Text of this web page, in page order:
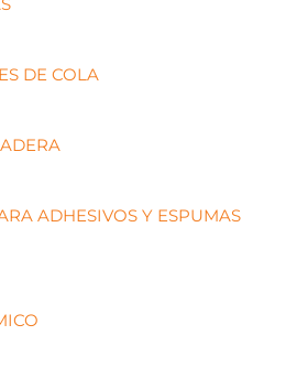
DE COLA
ADHESIVOS Y ESPUMAS